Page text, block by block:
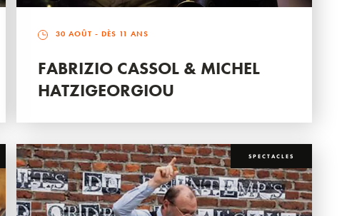
30 AOÛT - DÈS 11 ANS
FABRIZIO CASSOL & MICHEL
HATZIGEORGIOU
SPECTACLES